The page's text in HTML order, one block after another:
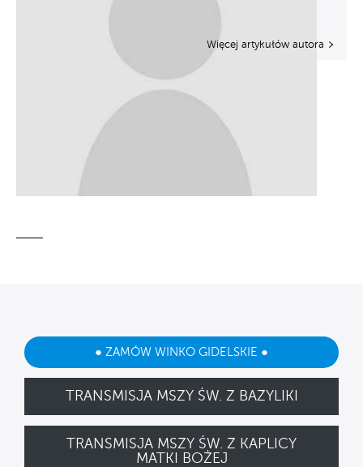
Więcej artykułów autora
● ZAMÓW WINKO GIDELSKIE ●
TRANSMISJA MSZY ŚW. Z BAZYLIKI
TRANSMISJA MSZY ŚW. Z KAPLICY
MATKI BOŻEJ